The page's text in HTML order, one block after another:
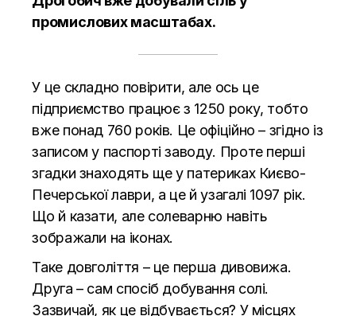
промислових масштабах.
У це складно повірити, але ось це
підприємство працює з 1250 року, тобто
вже понад 760 років. Це офіційно – згідно із
записом у паспорті заводу. Проте перші
згадки знаходять ще у патериках Києво-
Печерської лаври, а це й узагалі 1097 рік.
Що й казати, але солеварню навіть
зображали на іконах.
Таке довголіття – це перша дивовижа.
Друга – сам спосіб добування солі.
Зазвичай, як це відбувається? У місцях